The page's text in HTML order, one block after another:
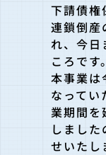
下請債権
連鎖倒産
れ、今日
ころです。
本事業は
なって
業期間を
しまし
せいたし